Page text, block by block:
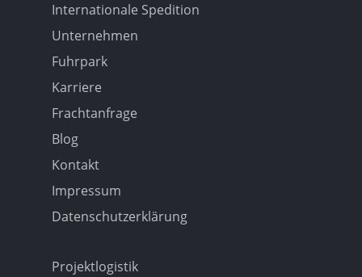
Internationale Spedition
Unternehmen
Fuhrpark
Karriere
Frachtanfrage
Blog
Kontakt
Impressum
Datenschutzerklärung
Projektlogistik